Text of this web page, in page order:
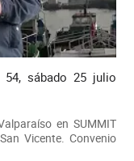
54, sábado 25 julio
en SUMMIT
Vicente. Convenio